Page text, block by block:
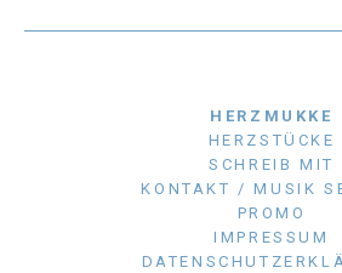
HERZMUKKE
HERZSTÜCKE
SCHREIB MIT
KONTAKT / MUSIK
PROMO
IMPRESSUM